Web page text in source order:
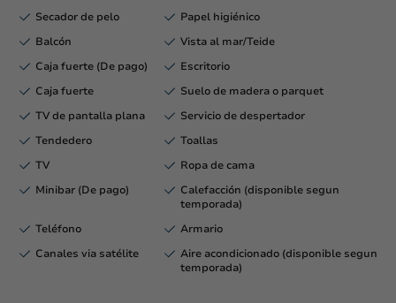
Secador de pelo
Papel higiénico
Balcón
Vista al mar/Teide
Caja fuerte (De pago)
Escritorio
Caja fuerte
Suelo de madera o parquet
TV de pantalla plana
Servicio de despertador
Tendedero
Toallas
TV
Ropa de cama
Minibar (De pago)
Calefacción (disponible segun
temporada)
Teléfono
Armario
Canales via satélite
Aire acondicionado (disponible segun
temporada)